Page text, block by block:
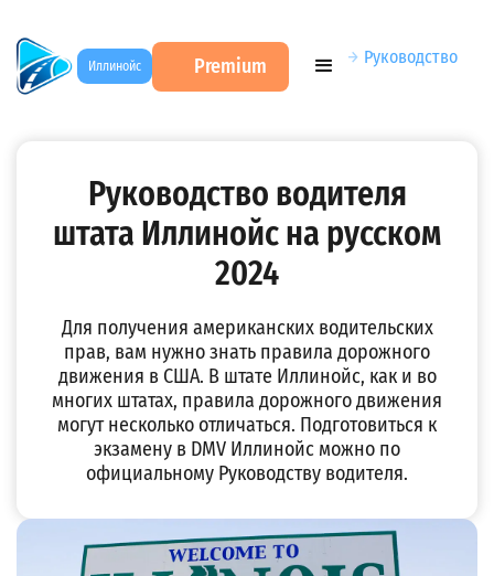
Иллинойс Premium
DMV Test на русском Учебники ПДД США → Руководство
водителя штата Иллинойс
Руководство водителя
штата Иллинойс на русском
2024
Для получения американских водительских
прав, вам нужно знать правила дорожного
движения в США. В штате Иллинойс, как и во
многих штатах, правила дорожного движения
могут несколько отличаться. Подготовиться к
экзамену в DMV Иллинойс можно по
официальному Руководству водителя.